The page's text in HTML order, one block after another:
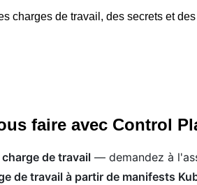
charges de travail, des secrets et
faire avec Control
de travail — demandez à
de travail à partir de manifests